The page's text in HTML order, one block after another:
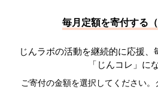
毎月定額を寄付する（
じんラボの活動を継続的に応援
「じんコレ」に
ご寄付の金額を選択してください。